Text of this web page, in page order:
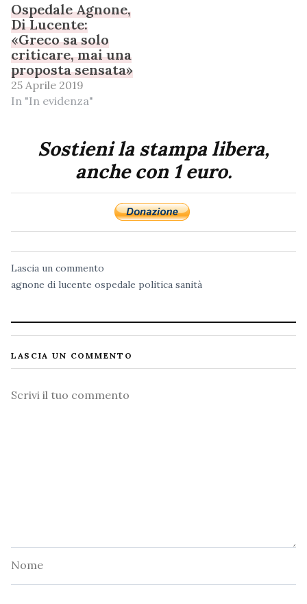
Ospedale Agnone,
Di Lucente:
«Greco sa solo
criticare, mai una
proposta sensata»
25 Aprile 2019
In "In evidenza"
Sostieni la stampa libera,
anche con 1 euro.
Lascia un commento
agnone di lucente ospedale politica sanità
LASCIA UN COMMENTO
Commento